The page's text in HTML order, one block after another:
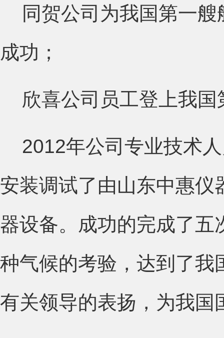
同贺公司为我国第一艘
成功；
欣喜公司员工登上我国
2012年公司专业技术人
安装调试了由山东中惠仪
器设备。成功的完成了五
种气候的考验，达到了我
有关领导的表扬，为我国